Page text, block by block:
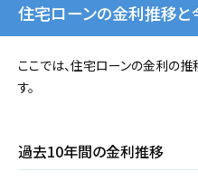
住宅ローンの金利推移と
ここでは、住宅ローンの金利の
す。
過去10年間の金利推移